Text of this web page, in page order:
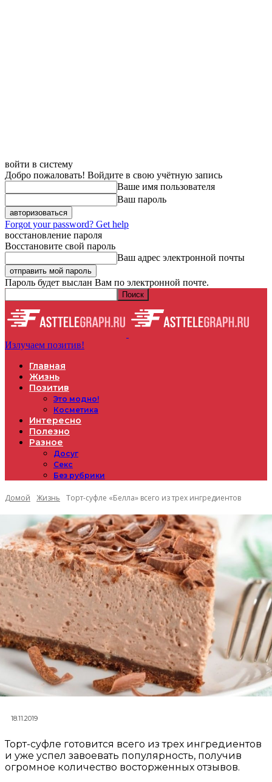
войти в систему
Добро пожаловать! Войдите в свою учётную запись
Ваше имя пользователя
Ваш пароль
Forgot your password? Get help
восстановление пароля
Восстановите свой пароль
Ваш адрес электронной почты
Пароль будет выслан Вам по электронной почте.
Излучаем позитив!
Главная
Жизнь
Позитив
Это модно!
Косметика
Интересно
Полезно
Разное
Досуг
Секс
Без рубрики
Домой Жизнь Торт-суфле «Белла» всего из трех ингредиентов
18.11.2019
Торт-суфле готовится всего из трех ингредиентов
и уже успел завоевать популярность, получив
огромное количество восторженных отзывов.